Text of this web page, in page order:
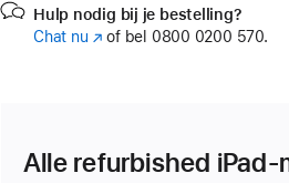
Hulp nodig bij je bestelling?
Chat nu (Wordt
of bel 0800 0200 570.
Alle refurbished